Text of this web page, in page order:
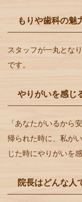
もりや歯科の魅
スタッフが一丸とな
です。
やりがいを感じ
「あなたがいるから
帰られた時に、私が
じた時にやりがいを
院長はどんな人